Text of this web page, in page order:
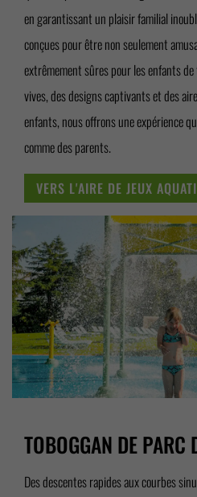
en garantissant un plaisir familial
conçues pour être non seulement
extrêmement sûres pour les enfants
vives, des designs captivants et des
enfants, nous offrons une expérience
comme des parents.
VERS L'AIRE DE JEUX
TOBOGGAN DE PARC
Des descentes rapides aux courbes